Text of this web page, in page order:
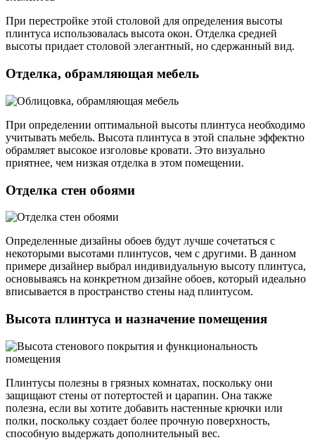
При перестройке этой столовой для определения высоты
плинтуса использовалась высота окон. Отделка средней
высоты придает столовой элегантный, но сдержанный вид.
Отделка, обрамляющая мебель
При определении оптимальной высоты плинтуса необходимо
учитывать мебель. Высота плинтуса в этой спальне эффектно
обрамляет высокое изголовье кровати. Это визуально
приятнее, чем низкая отделка в этом помещении.
Отделка стен обоями
Определенные дизайны обоев будут лучше сочетаться с
некоторыми высотами плинтусов, чем с другими. В данном
примере дизайнер выбрал индивидуальную высоту плинтуса,
основываясь на конкретном дизайне обоев, который идеально
вписывается в пространство стены над плинтусом.
Высота плинтуса и назначение помещения
Плинтусы полезны в грязных комнатах, поскольку они
защищают стены от потертостей и царапин. Она также
полезна, если вы хотите добавить настенные крючки или
полки, поскольку создает более прочную поверхность,
способную выдержать дополнительный вес.